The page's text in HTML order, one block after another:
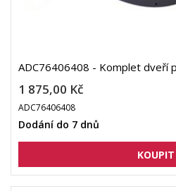
ADC76406408 - Komplet dveří
1 875,00 Kč
ADC76406408
Dodání do 7 dnů